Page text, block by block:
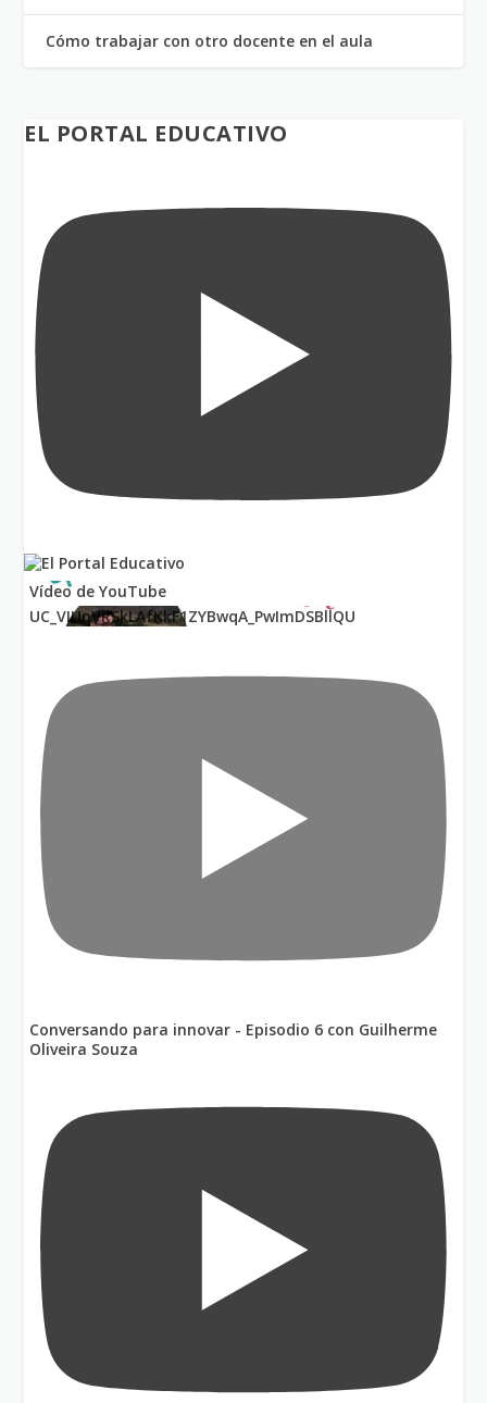
Cómo trabajar con otro docente en el aula
EL PORTAL EDUCATIVO
Vídeo de YouTube
UC_VIUnVRSkLAfKkF1ZYBwqA_PwImDSBllQU
Conversando para innovar - Episodio 6 con Guilherme
Oliveira Souza